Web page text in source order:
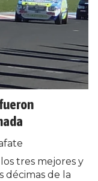
tres mejores y
décimas de la